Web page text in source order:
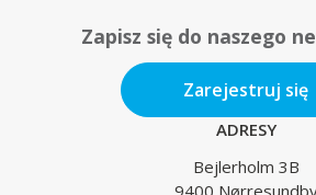
Zapisz się do naszego
Zarejestruj się
ADRESY
Bejlerholm 3B